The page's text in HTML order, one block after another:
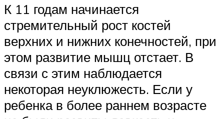
К 11 годам начинается
стремительный рост костей
верхних и нижних конечностей, при
этом развитие мышц отстает. В
связи с этим наблюдается
некоторая неуклюжесть. Если у
ребенка в более раннем возрасте